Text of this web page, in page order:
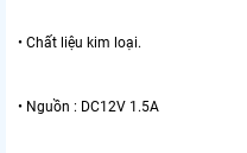
• Chất liệu kim loại.
• Nguồn : DC12V 1.5A